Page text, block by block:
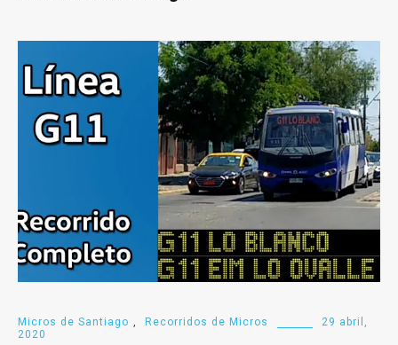
Micros de Santiago Recorridos de Micros
29 abril,
2020